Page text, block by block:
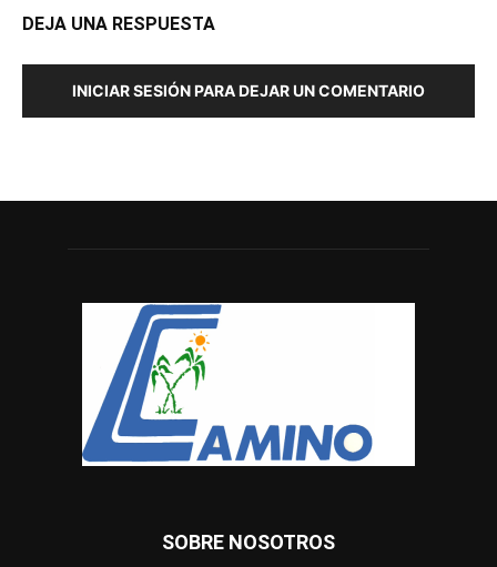
DEJA UNA RESPUESTA
INICIAR SESIÓN PARA DEJAR UN COMENTARIO
SOBRE NOSOTROS